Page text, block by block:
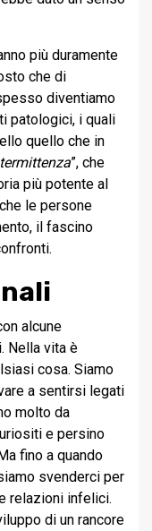
più duramente
che di
diventiamo
patologici, i quali
quello che in
”, che
più potente al
le persone
il fascino
alcune
Nella vita è
cosa. Siamo
a sentirsi legati
molto da
e persino
fino a quando
svenderci per
relazioni infelici.
di un rancore